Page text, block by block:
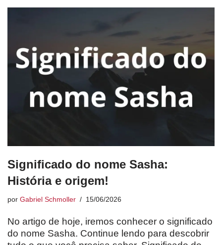
Significado do nome Sasha:
História e origem!
por Gabriel Schmoller 15/06/2026
No artigo de hoje, iremos conhecer o significado
do nome Sasha. Continue lendo para descobrir